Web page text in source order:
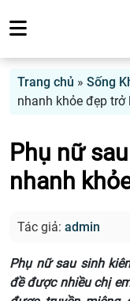
Trang chủ » Sống
nhanh khỏe đẹp trở
Phụ nữ
nhanh
Tác giả: admin
Phụ nữ sau sinh
đề được nhiều chị